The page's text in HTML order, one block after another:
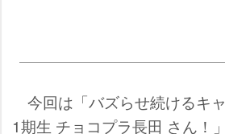
今回は「バズらせ続けるキ
1期生 チョコプラ長田 さん！